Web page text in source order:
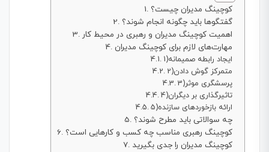
کوچینگ مدیران چیست؟
گفتگوها باید چگونه انجام شوند؟
اهمیت کوچینگ مدیران و رهبری در محیط کار
مهارت‌های لازم برای کوچینگ مدیران
1)ایجاد رابطه صمیمانه
2)متمرکز گوش دادن
3)پرسشگری موثر
4)تاثیرگذاری بر دیگران
5)ارائه بازخوردهای سازنده
چه سوالاتی باید مطرح شوند؟
کوچینگ رهبری مناسب چه کسب و کارهایی است؟
کوچینگ مدیران را جدی بگیرید